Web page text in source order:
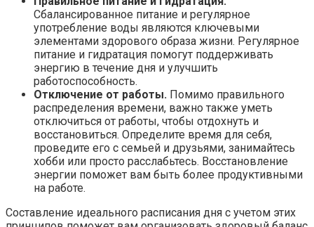
Сбалансированное питание и регулярное
употребление воды являются ключевыми
элементами здорового образа жизни. Регулярное
питание и гидратация помогут поддерживать
энергию в течение дня и улучшить
работоспособность.
Отключение от работы. Помимо правильного
распределения времени, важно также уметь
отключиться от работы, чтобы отдохнуть и
восстановиться. Определите время для себя,
проведите его с семьей и друзьями, занимайтесь
хобби или просто расслабьтесь. Восстановление
энергии поможет вам быть более продуктивными
на работе.
Составление идеального расписания дня с учетом этих